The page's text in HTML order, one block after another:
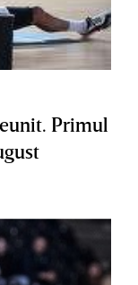
Primul